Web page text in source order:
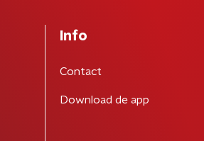
Info
Contact
Download de app